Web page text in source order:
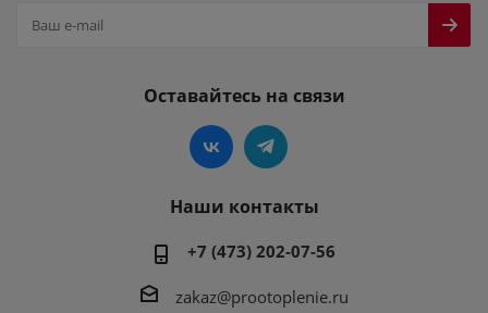
Оставайтесь на связи
Наши контакты
+7 (473) 202-07-56
zakaz@prootoplenie.ru